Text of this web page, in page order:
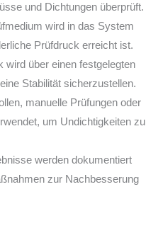
und Dichtungen überprüft.
wird in das System
Prüfdruck erreicht ist.
wird über einen festgelegten
Stabilität sicherzustellen.
manuelle Prüfungen oder
um Undichtigkeiten zu
werden dokumentiert
zur Nachbesserung